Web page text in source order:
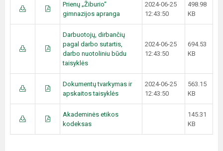
Prienų „Žiburio“
gimnazijos apranga
2024-06-25
12:43:50
498.98
KB
Darbuotojų, dirbančių
pagal darbo sutartis,
darbo nuotoliniu būdu
taisyklės
2024-06-25
12:43:50
694.53
KB
Dokumentų tvarkymas ir
apskaitos taisyklės
2024-06-25
12:43:50
563.15
KB
Akademinės etikos
kodeksas
145.31
KB